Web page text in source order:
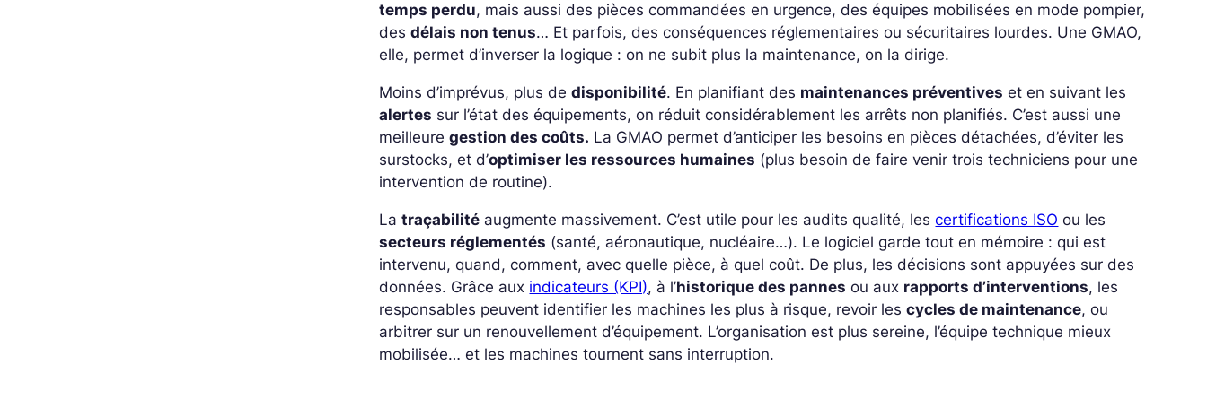
temps perdu, mais aussi des pièces commandées en urgence, des équipes mobilisées en mode pompier,
desdélais non tenus… Et parfois, des conséquences réglementaires ou sécuritaires lourdes. Une GMAO,
elle, permet d’inverser la logique : on ne subit plus la maintenance, on la dirige.
Moins d’imprévus, plus dedisponibilité. En planifiant des maintenances préventives et en suivant les
alertes sur l’état des équipements, on réduit considérablement les arrêts non planifiés. C’est aussi une
meilleuregestion des coûts. La GMAO permet d’anticiper les besoins en pièces détachées, d’éviter les
surstocks, et d’optimiser les ressources humaines (plus besoin de faire venir trois techniciens pour une
intervention de routine).
Latraçabilité augmente massivement. C’est utile pour les audits qualité, lescertifications ISO ou les
secteurs réglementés (santé, aéronautique, nucléaire…). Le logiciel garde tout en mémoire : qui est
intervenu, quand, comment, avec quelle pièce, à quel coût. De plus, les décisions sont appuyées sur des
données. Grâce aux indicateurs (KPI), à l’historique des pannes ou aux rapports d’interventions, les
responsables peuvent identifier les machines les plus à risque, revoir lescycles de maintenance, ou
arbitrer sur un renouvellement d’équipement. L’organisation est plus sereine, l’équipe technique mieux
mobilisée… et les machines tournent sans interruption.